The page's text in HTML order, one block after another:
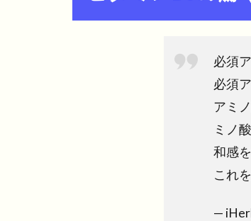
必須
必須
アミ
ミノ
和感
これ
—